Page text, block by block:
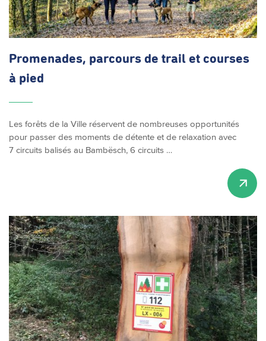
Promenades, parcours de trail et courses
à pied
Les forêts de la Ville réservent de nombreuses opportunités
pour passer des moments de détente et de relaxation avec
7 circuits balisés au Bambësch, 6 circuits …